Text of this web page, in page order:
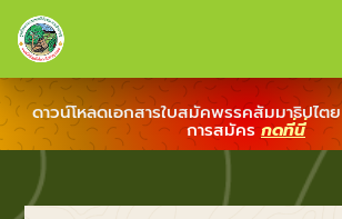
ดาวน์โหลดเอกสารใบสมัคพรรคสัมมาธิปไตย
การสมัครกดที่นี่